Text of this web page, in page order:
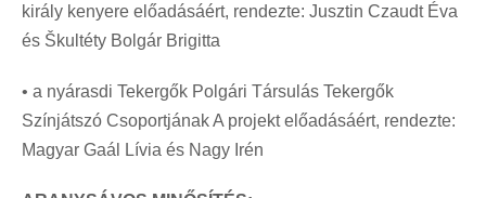
király kenyere előadásáért, rendezte: Jusztin Czaudt Éva
és Škultéty Bolgár Brigitta
• a nyárasdi Tekergők Polgári Társulás Tekergők
Színjátszó Csoportjának A projekt előadásáért, rendezte:
Magyar Gaál Lívia és Nagy Irén